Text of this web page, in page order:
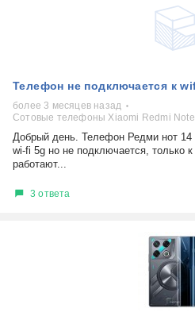
самопроизвольное выключение
выдает ошибку
плохо работает
решение проблемы
Телефон не подключается к
более 3 месяцев назад
Сотовые телефоны Xiaomi Redmi
Добрый день. Телефон Редми нот 14
wi-fi 5g но не подключается, только к
работают...
3 ответа